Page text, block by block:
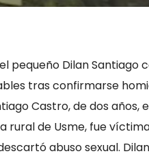
pequeño Dilan Santiago
tras confirmarse
Castro, de dos
rural de Usme, fue
abuso sexual.